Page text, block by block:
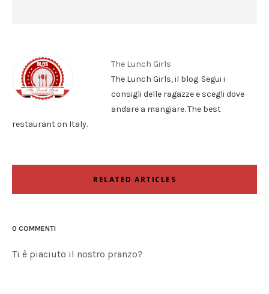
The Lunch Girls
The Lunch Girls, il blog. Segui i
consigli delle ragazze e scegli dove
andare a mangiare. The best
restaurant on Italy.
RELATED ARTICLES
0 COMMENTI
Ti è piaciuto il nostro pranzo?